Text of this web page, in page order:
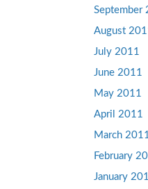
September
August
July 2011
June 2011
May 2011
April 2011
March
February
January